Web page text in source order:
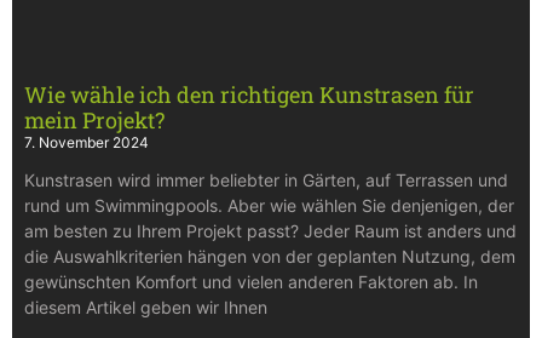
Wie wähle ich den richtigen Kunstrasen für
mein Projekt?
7. November 2024
Kunstrasen wird immer beliebter in Gärten, auf Terrassen und
rund um Swimmingpools. Aber wie wählen Sie denjenigen, der
am besten zu Ihrem Projekt passt? Jeder Raum ist anders und
die Auswahlkriterien hängen von der geplanten Nutzung, dem
gewünschten Komfort und vielen anderen Faktoren ab. In
diesem Artikel geben wir Ihnen